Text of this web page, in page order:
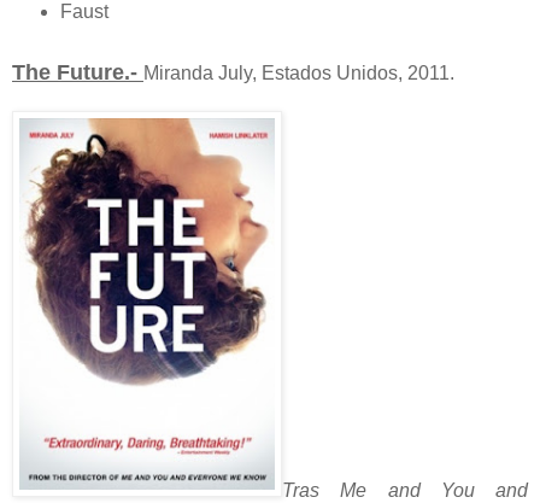
Faust
The Future.- Miranda July, Estados Unidos, 2011.
Tras Me and You and